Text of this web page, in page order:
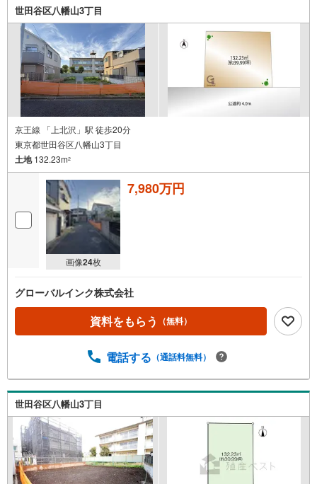
世田谷区八幡山3丁目
京王線 「上北沢」駅 徒歩20分
東京都世田谷区八幡山3丁目
土地132.23m2
画像24枚
7,980万円
グローバルインク株式会社
資料をもらう （無料）
電話する （通話料無料）
世田谷区八幡山3丁目